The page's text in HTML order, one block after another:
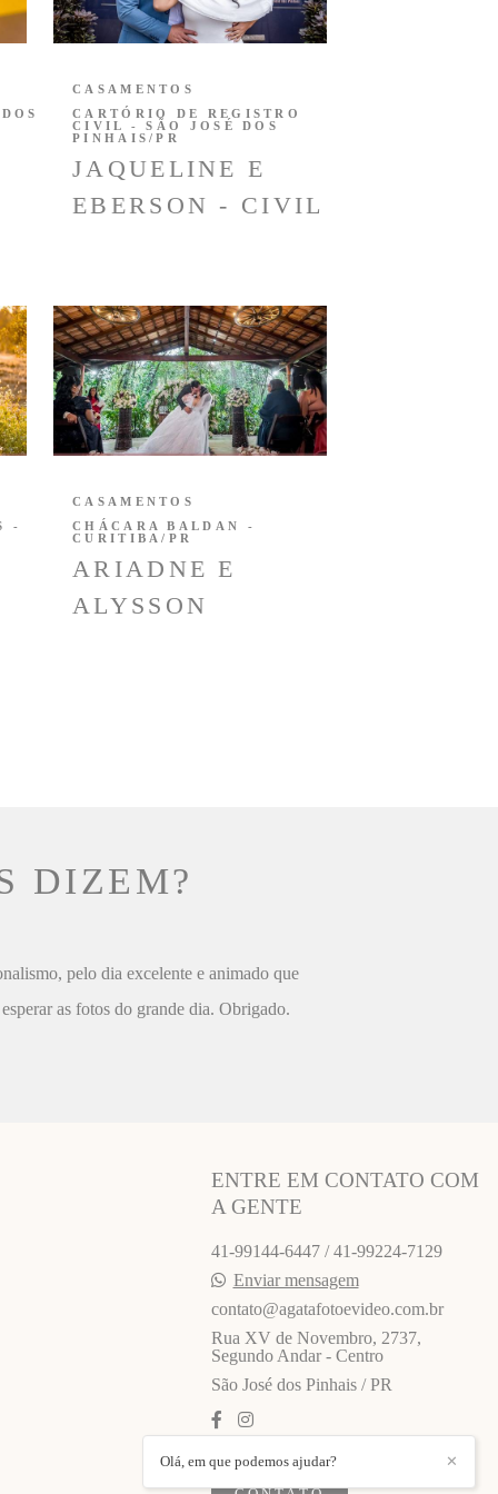
JAQUELINE E
EBERSON - CIVIL
CASAMENTOS
CARTÓRIO DE REGISTRO
CIVIL - SÃO JOSÉ DOS
PINHAIS/PR
-
ARIADNE E
ALYSSON
CASAMENTOS
CHÁCARA BALDAN -
CURITIBA/PR
DIZEM?
pelo dia excelente e animado que
as fotos do grande dia. Obrigado.
ENTRE EM CONTATO COM
A GENTE
41-99144-6447 / 41-99224-7129
Enviar mensagem
contato@agatafotoevideo.com.br
Rua XV de Novembro, 2737,
Segundo Andar - Centro
São José dos Pinhais / PR
✕
Olá, em que podemos ajudar?